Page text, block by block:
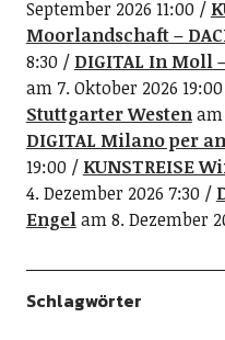
September 2026 11:00
Moorlandschaft –
8:30
DIGITAL In Moll
am 7. Oktober 2026 19:00
Stuttgarter Westenam
DIGITAL Milano per
19:00
KUNSTREISE
4. Dezember 2026 7:30
Engelam 8. Dezember
Schlagwörter